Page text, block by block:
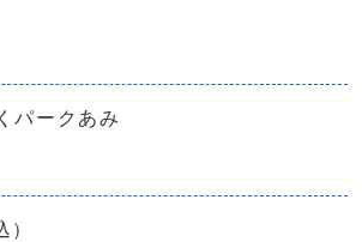
パークあみ